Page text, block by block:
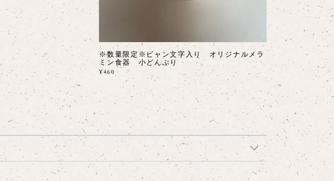
※数量限定※ビャン文字入り オリジナルメラ
ミン食器 小どんぶり
¥460